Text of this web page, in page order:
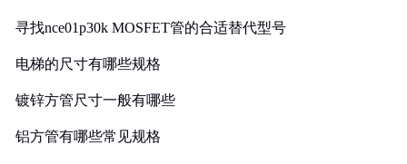
寻找nce01p30k MOSFET管的合适替代型号
电梯的尺寸有哪些规格
镀锌方管尺寸一般有哪些
铝方管有哪些常见规格